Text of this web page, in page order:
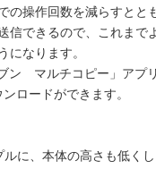
の操作回数を減らすとと
信できるので、これまで
になります。
ン マルチコピー」アプ
ロードができます。
に、本体の高さも低く